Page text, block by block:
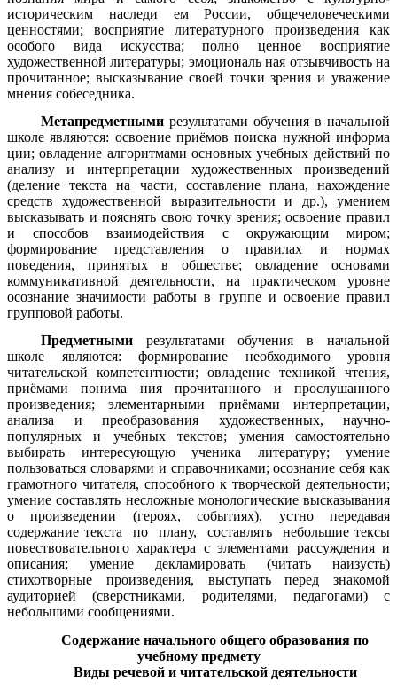
историческим наследи ем России, общечеловеческими
ценностями; восприятие литературного произведения как
особого вида искусства; полно ценное восприятие
художественной литературы; эмоциональ ная отзывчивость на
прочитанное; высказывание своей точки зрения и уважение
мнения собеседника.
Метапредметнымирезультатами обучения в начальной
школе являются: освоение приёмов поиска нужной информа
ции; овладение алгоритмами основных учебных действий по
анализу и интерпретации художественных произведений
(деление текста на части, составление плана, нахождение
средств художественной выразительности и др.), умением
высказывать и пояснять свою точку зрения; освоение правил
и способов взаимодействия с окружающим миром;
формирование представления о правилах и нормах
поведения, принятых в обществе; овладение основами
коммуникативной деятельности, на практическом уровне
осознание значимости работы в группе и освоение правил
групповой работы.
Предметнымирезультатами обучения в начальной
школе являются: формирование необходимого уровня
читательской компетентности; овладение техникой чтения,
приёмами понима ния прочитанного и прослушанного
произведения; элементарными приёмами интерпретации,
анализа и преобразования художественных, научно-
популярных и учебных текстов; умения самостоятельно
выбирать интересующую ученика литературу; умение
пользоваться словарями и справочниками; осознание себя как
грамотного читателя, способного к творческой деятельности;
умение составлять несложные монологические высказывания
о произведении (героях, событиях), устно передавая
содержание текста по плану, составлять небольшие тексы
повествовательного характера с элементами рассуждения и
описания; умение декламировать (читать наизусть)
стихотворные произведения, выступать перед знакомой
аудиторией (сверстниками, родителями, педагогами) с
небольшими сообщениями.
Содержание начального общего образования по
учебному предмету
Виды речевой и читательской деятельности